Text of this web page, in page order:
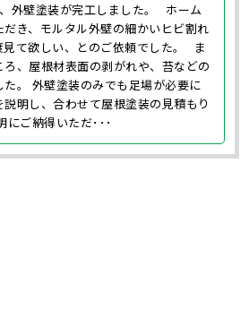
外壁塗装が完工しました。 ホーム
き、モルタル外壁の細かいヒビ割れ
見て欲しい、とのご依頼でした。 ま
、屋根材表面の剥がれや、苔などの
。 外壁塗装のみでも足場が必要に
明し、合わせて屋根塗装の見積もり
にご納得いただ･･･